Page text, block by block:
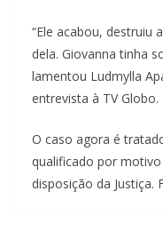
“Ele acabou, destruiu
dela. Giovanna tinha
lamentou Ludmylla
entrevista à TV Globo.
O caso agora é
qualificado por
disposição da Justiça.